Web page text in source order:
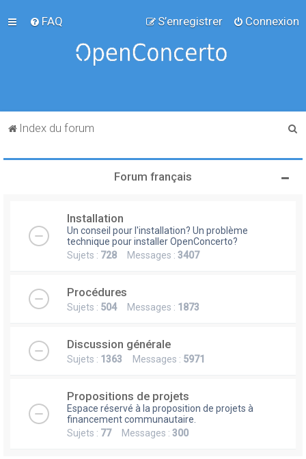
FAQ Connexion
S’enregistrer
Index du forum
Forum français
Installation
Un conseil pour l'installation? Un problème
technique pour installer OpenConcerto?
Sujets : 728 Messages : 3407
Procédures
Sujets : 504Messages : 1873
Discussion générale
Sujets : 1363 Messages : 5971
Propositions de projets
Espace réservé à la proposition de projets à
financement communautaire.
Sujets : 77Messages : 300